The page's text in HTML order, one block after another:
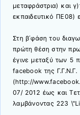
μεταφράστρια) και
εκπαιδευτικό ΠΕ08)
Στη β΄φάση του
πρώτη θέση στην
έγινε μεταξύ των 5
facebook της Γ.Γ.Ν.Γ.
(http://
07/ 2012 έως και
λαμβάνοντας 223